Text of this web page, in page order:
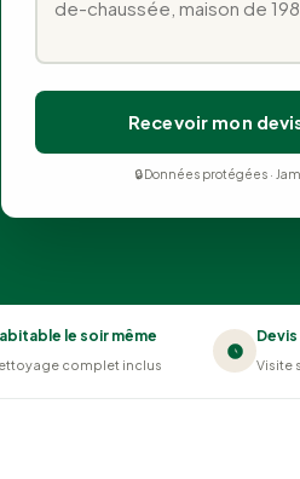
Recevoir mon
🔒 Données protégées ·
le soir même
complet inclus Visite